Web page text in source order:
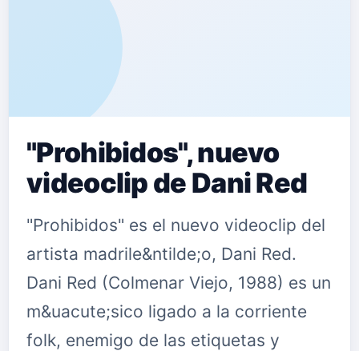
"Prohibidos", nuevo
videoclip de Dani Red
"Prohibidos" es el nuevo videoclip del
artista madrile&ntilde;o, Dani Red.
Dani Red (Colmenar Viejo, 1988) es un
m&uacute;sico ligado a la corriente
folk, enemigo de las etiquetas y